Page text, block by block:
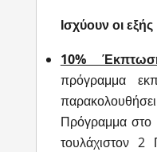
Ισχύουν οι
10%
πρόγραμμα
Πρόγραμμα στο
τουλάχιστον 2